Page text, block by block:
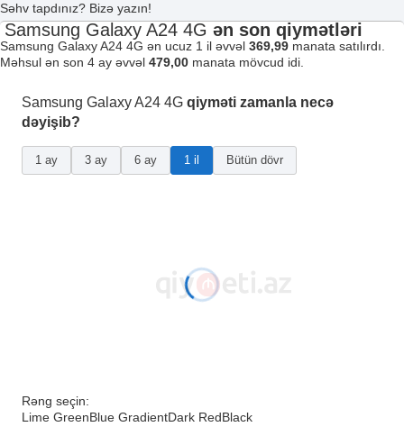
Səhv tapdınız? Bizə yazın!
Samsung Galaxy A24 4G ən son qiymətləri
Samsung Galaxy A24 4G ən ucuz 1 il əvvəl 369,99 manata satılırdı.
Məhsul ən son 4 ay əvvəl 479,00 manata mövcud idi.
Samsung Galaxy A24 4G qiyməti zamanla necə
dəyişib?
1 ay 3 ay 6 ay 1 il Bütün dövr
Rəng seçin:
Lime GreenBlue GradientDark RedBlack